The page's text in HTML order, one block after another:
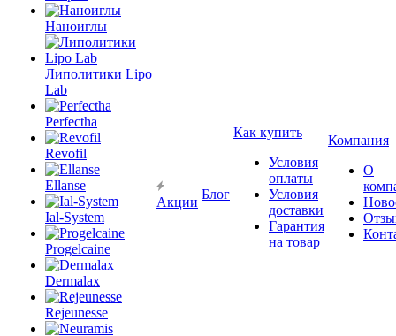
Наноиглы
Липолитики Lipo
Lab
Perfectha
Revofil
Ellanse
Ial-System
Progelcaine
Dermalax
Rejeunesse
Акции
Блог
Как купить
Условия
оплаты
Условия
доставки
Гарантия
на товар
Компания
О